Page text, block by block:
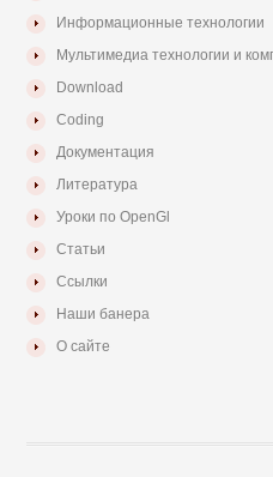
Информационные технологии
Мультимедиа технологии и
Download
Coding
Документация
Литература
Уроки по OpenGl
Статьи
Ссылки
Наши банера
О сайте